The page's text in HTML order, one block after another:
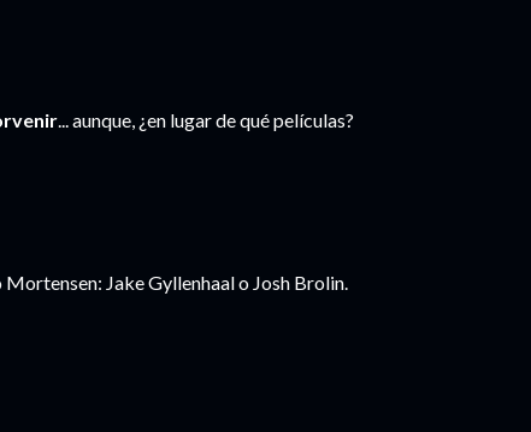
... aunque, ¿en lugar de qué películas?
Jake Gyllenhaal o Josh Brolin.